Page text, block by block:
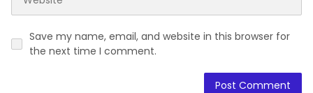
Save my name, email, and website in this browser for
the next time I comment.